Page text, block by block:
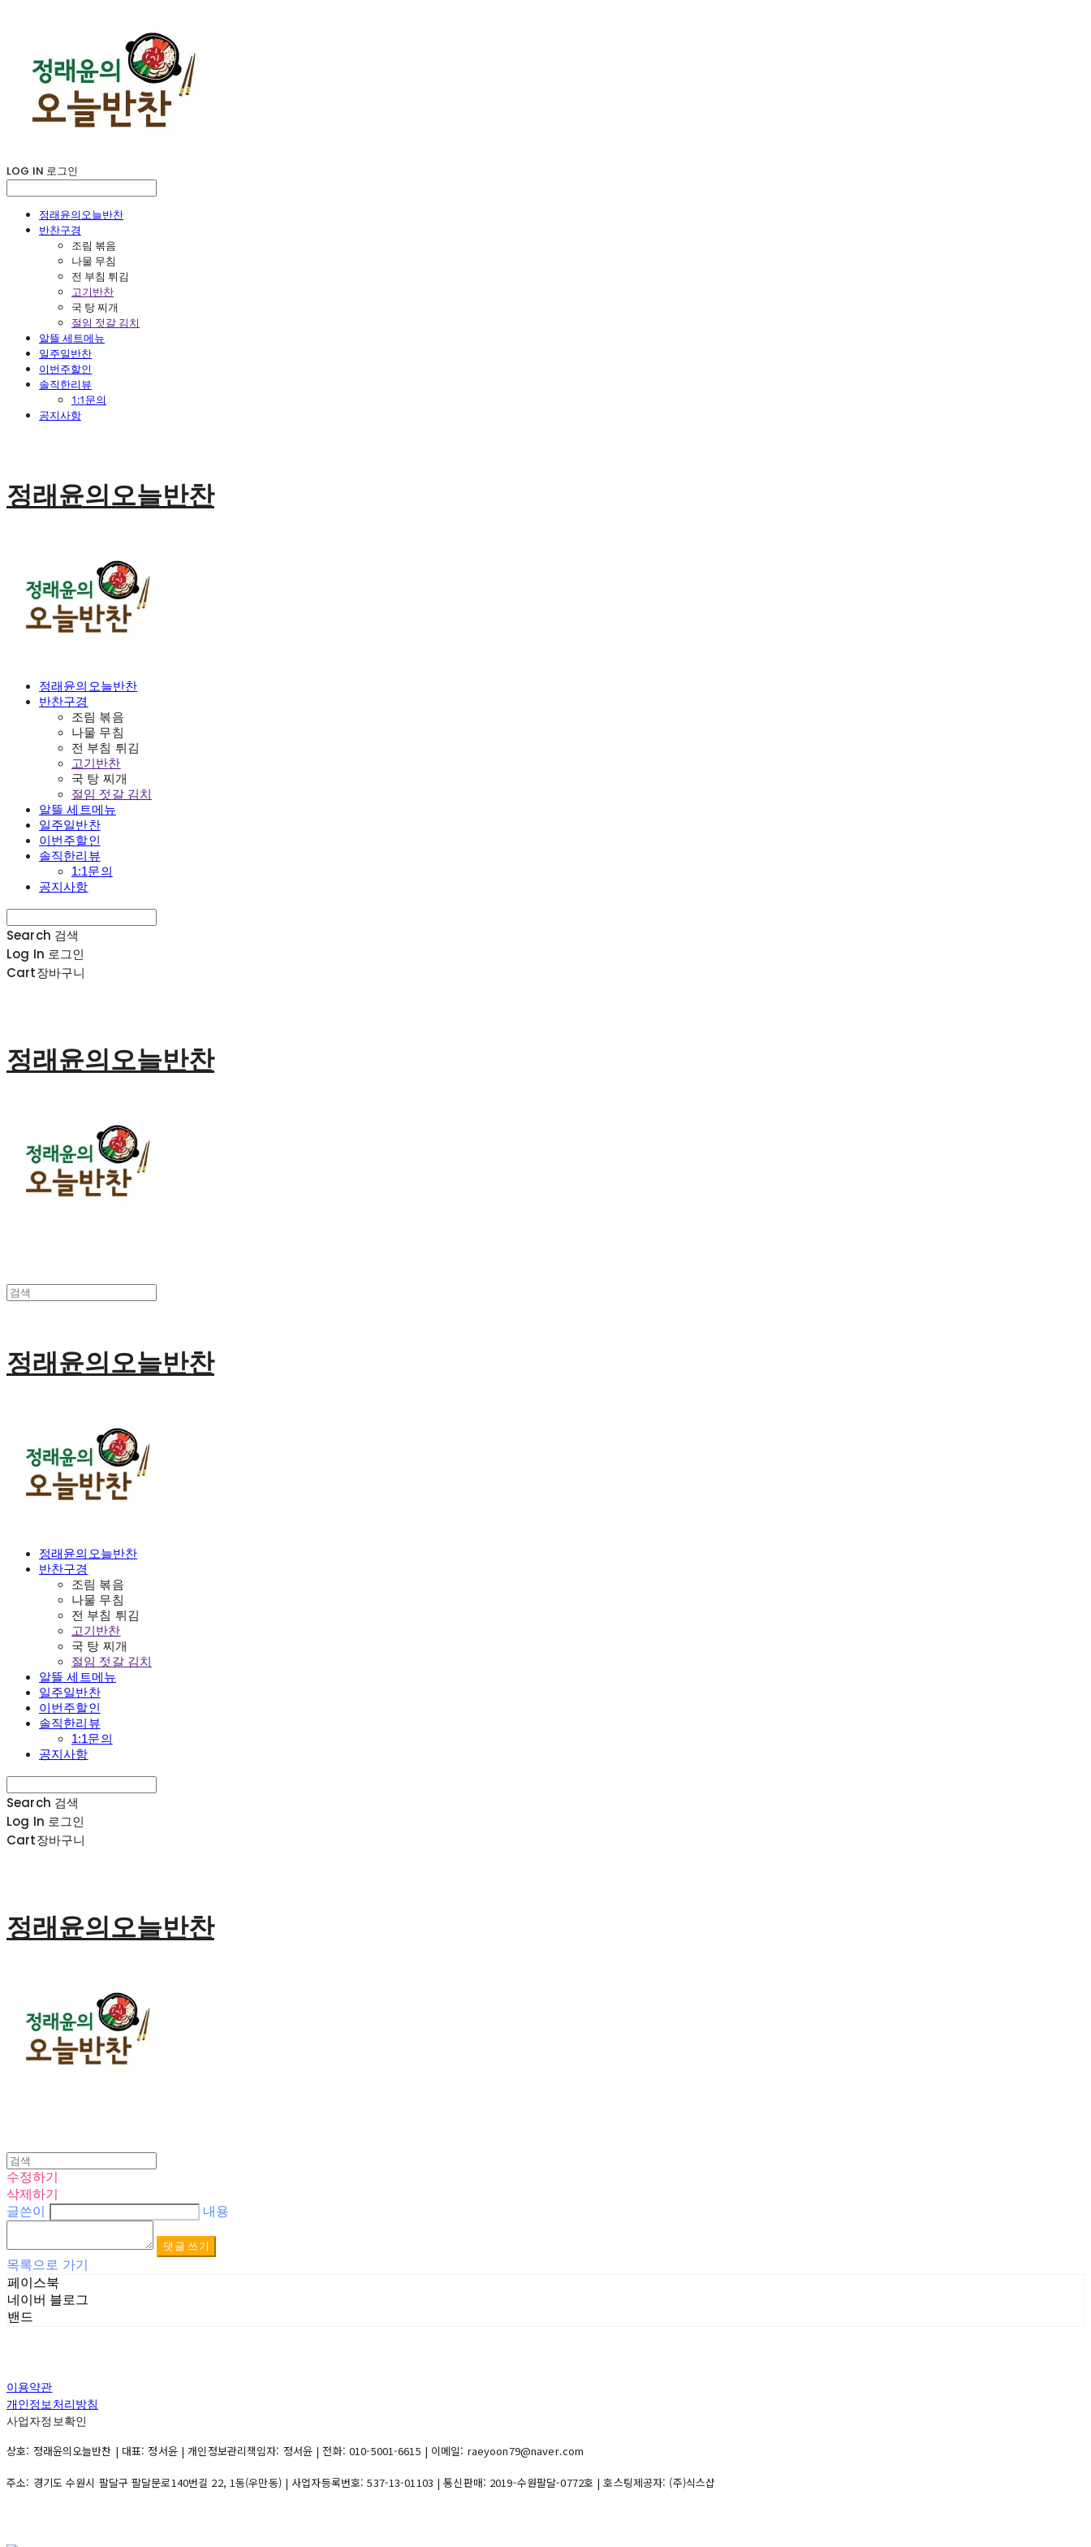
LOG IN 로그인
정래윤의오늘반찬
반찬구경
조림 볶음
나물 무침
전 부침 튀김
고기반찬
국 탕 찌개
절임 젓갈 김치
알뜰 세트메뉴
일주일반찬
이번주할인
솔직한리뷰
1:1문의
공지사항
정래윤의오늘반찬
정래윤의오늘반찬
반찬구경
조림 볶음
나물 무침
전 부침 튀김
고기반찬
국 탕 찌개
절임 젓갈 김치
알뜰 세트메뉴
일주일반찬
이번주할인
솔직한리뷰
1:1문의
공지사항
Search 검색
Log In 로그인
Cart장바구니
정래윤의오늘반찬
정래윤의오늘반찬
정래윤의오늘반찬
반찬구경
조림 볶음
나물 무침
전 부침 튀김
고기반찬
국 탕 찌개
절임 젓갈 김치
알뜰 세트메뉴
일주일반찬
이번주할인
솔직한리뷰
1:1문의
공지사항
Search 검색
Log In 로그인
Cart장바구니
정래윤의오늘반찬
수정하기
삭제하기
글쓴이
내용
댓글 쓰기
목록으로 가기
페이스북
네이버 블로그
밴드
이용약관
개인정보처리방침
사업자정보확인
상호: 정래윤의오늘반찬 | 대표: 정서윤 | 개인정보관리책임자: 정서윤 | 전화: 010-5001-6615 | 이메일: raeyoon79@naver.com
주소: 경기도 수원시 팔달구 팔달문로140번길 22, 1동(우만동) | 사업자등록번호:537-13-01103 | 통신판매: 2019-수원팔달-0772호 | 호스팅제공자: (주)식스샵